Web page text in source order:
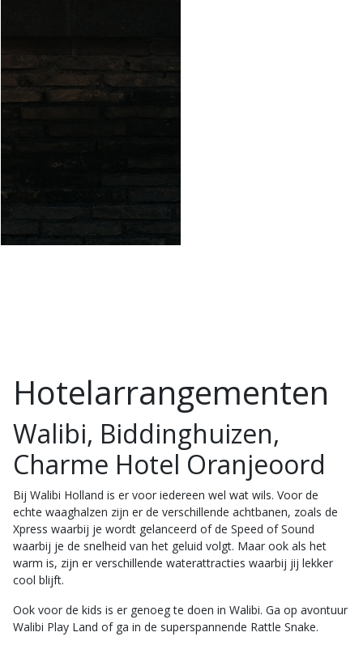
Hotelarrangementen
Walibi, Biddinghuizen,
Charme Hotel Oranjeoord
Bij Walibi Holland is er voor iedereen wel wat wils. Voor de
echte waaghalzen zijn er de verschillende achtbanen, zoals de
Xpress waarbij je wordt gelanceerd of de Speed of Sound
waarbij je de snelheid van het geluid volgt. Maar ook als het
warm is, zijn er verschillende waterattracties waarbij jij lekker
cool blijft.
Ook voor de kids is er genoeg te doen in Walibi. Ga op avontuur
Walibi Play Land of ga in de superspannende Rattle Snake.